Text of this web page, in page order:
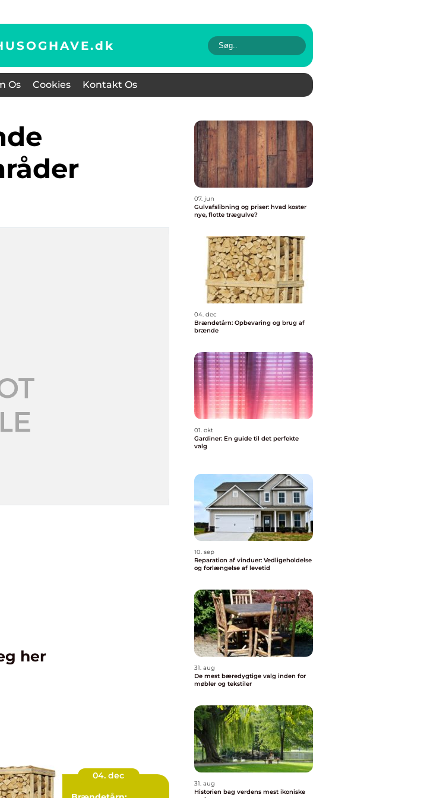
dk
Os Cookies Kontakt Os
her
04. dec
07. jun
Gulvafslibning og priser: hvad koster
nye, flotte trægulve?
04. dec
Brændetårn: Opbevaring og brug af
brænde
01. okt
Gardiner: En guide til det perfekte
valg
10. sep
Reparation af vinduer: Vedligeholdelse
og forlængelse af levetid
31. aug
De mest bæredygtige valg inden for
møbler og tekstiler
31. aug
Historien bag verdens mest ikoniske